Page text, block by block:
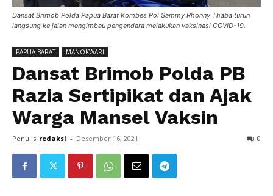
Dansat Brimob Polda Papua Barat Kombes Pol Sammy Rhonny Thaba turun
langsung ke jalan mengimbau pengendara melakukan vaksinasi COVID-19.
PAPUA BARAT MANOKWARI
Dansat Brimob Polda PB
Razia Sertipikat dan Ajak
Warga Mansel Vaksin
Penulis redaksi - Desember 16, 2021 0